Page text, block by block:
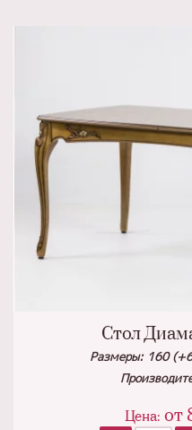
Стол
Размеры: 160
Цена: от